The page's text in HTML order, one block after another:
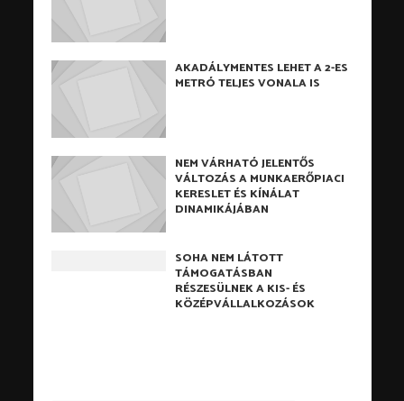
AKADÁLYMENTES LEHET A 2-ES
METRÓ TELJES VONALA IS
NEM VÁRHATÓ JELENTŐS
VÁLTOZÁS A MUNKAERŐPIACI
KERESLET ÉS KÍNÁLAT
DINAMIKÁJÁBAN
SOHA NEM LÁTOTT
TÁMOGATÁSBAN
RÉSZESÜLNEK A KIS- ÉS
KÖZÉPVÁLLALKOZÁSOK